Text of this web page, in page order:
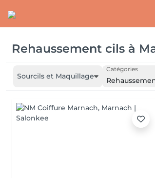
Rehaussement cils à
Sourcils et Maquillage
Catégories